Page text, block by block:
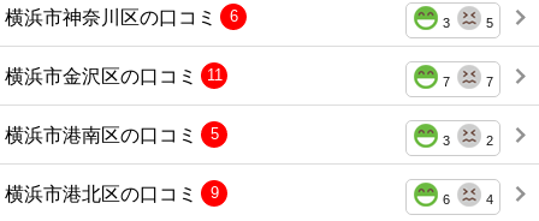
横浜市神奈川区の口コミ 3 5
6
横浜市金沢区の口コミ 7 7
11
横浜市港南区の口コミ 3 2
5
横浜市港北区の口コミ 6 4
9